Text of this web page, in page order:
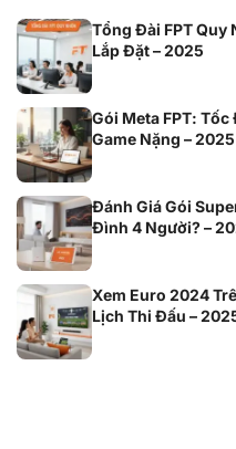
Tổng Đài FPT Quy
Lắp Đặt – 2025
Gói Meta FPT:
Game Nặng – 2025
Đánh Giá Gói
Đình 4 Người? –
Xem Euro 2024
Lịch Thi Đấu –